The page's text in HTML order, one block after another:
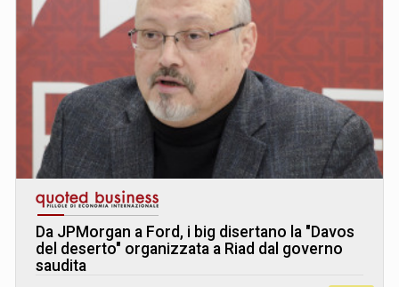
Da JPMorgan a Ford, i big disertano la "Davos
del deserto" organizzata a Riad dal governo
saudita